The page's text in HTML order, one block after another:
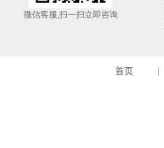
微信客服,扫一扫立即咨询
首页 |